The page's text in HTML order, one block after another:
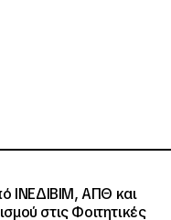
ΙΝΕΔΙΒΙΜ, ΑΠΘ και
στις Φοιτητικές